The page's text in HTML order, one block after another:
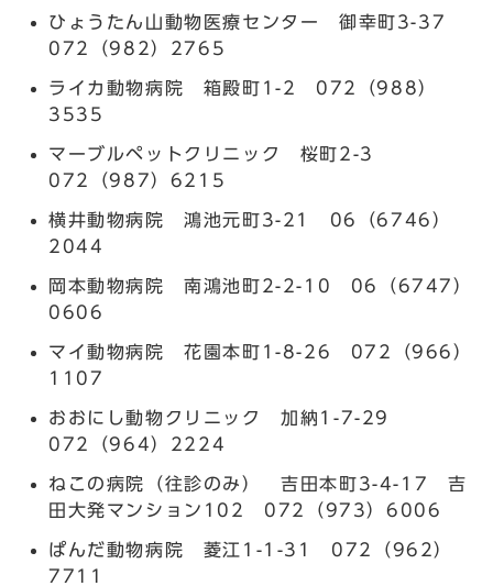
ひょうたん山動物医療センター 御幸町3-37
072（982）2765
ライカ動物病院 箱殿町1-2 072（988）
3535
マーブルペットクリニック 桜町2-3
072（987）6215
横井動物病院 鴻池元町3-21 06（6746）
2044
岡本動物病院 南鴻池町2-2-10 06（6747）
0606
マイ動物病院 花園本町1-8-26 072（966）
1107
おおにし動物クリニック 加納1-7-29
072（964）2224
ねこの病院（往診のみ） 吉田本町3-4-17 吉
田大発マンション102 072（973）6006
ぱんだ動物病院 菱江1-1-31 072（962）
7711